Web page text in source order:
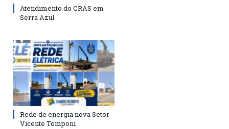
Atendimento do CRAS em
Serra Azul
Rede de energia nova Setor
Vicente Temponi